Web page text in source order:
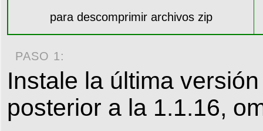
para descomprimir archivos zip
PASO 1:
Instale la última
posterior a la 1.1.16,